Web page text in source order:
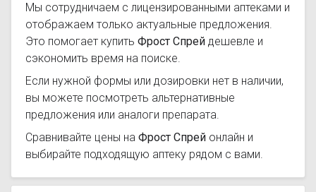
Мы сотрудничаем с лицензированными аптеками и
отображаем только актуальные предложения.
Это помогает купить Фрост Спрей дешевле и
сэкономить время на поиске.
Если нужной формы или дозировки нет в наличии,
вы можете посмотреть альтернативные
предложения или аналоги препарата.
Сравнивайте цены на Фрост Спрей онлайн и
выбирайте подходящую аптеку рядом с вами.